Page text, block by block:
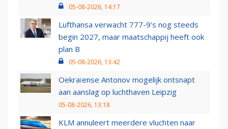
05-08-2026, 14:17
Lufthansa verwacht 777-9’s nog steeds
begin 2027, maar maatschappij heeft ook
plan B
05-08-2026, 13:42
Oekraïense Antonov mogelijk ontsnapt
aan aanslag op luchthaven Leipzig
05-08-2026, 13:18
KLM annuleert meerdere vluchten naar